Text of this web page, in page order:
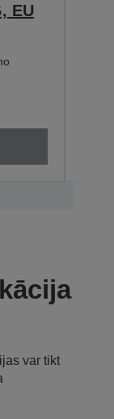
EU
var tikt